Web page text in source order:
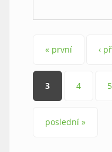
Stránky
« první ‹
3 4 5
poslední »